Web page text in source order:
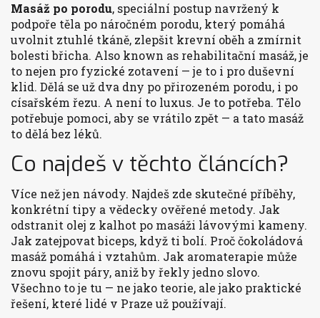
Masáž po porodu, speciální postup navržený k
podpoře těla po náročném porodu, který pomáhá
uvolnit ztuhlé tkáně, zlepšit krevní oběh a zmírnit
bolesti břicha. Also known as rehabilitační masáž, je
to nejen pro fyzické zotavení — je to i pro duševní
klid. Dělá se už dva dny po přirozeném porodu, i po
císařském řezu. A není to luxus. Je to potřeba. Tělo
potřebuje pomoci, aby se vrátilo zpět — a tato masáž
to dělá bez léků.
Co najdeš v těchto článcích?
Více než jen návody. Najdeš zde skutečné příběhy,
konkrétní tipy a vědecky ověřené metody. Jak
odstranit olej z kalhot po masáži lávovými kameny.
Jak zatejpovat biceps, když ti bolí. Proč čokoládová
masáž pomáhá i vztahům. Jak aromaterapie může
znovu spojit páry, aniž by řekly jedno slovo.
Všechno to je tu — ne jako teorie, ale jako praktické
řešení, které lidé v Praze už používají.